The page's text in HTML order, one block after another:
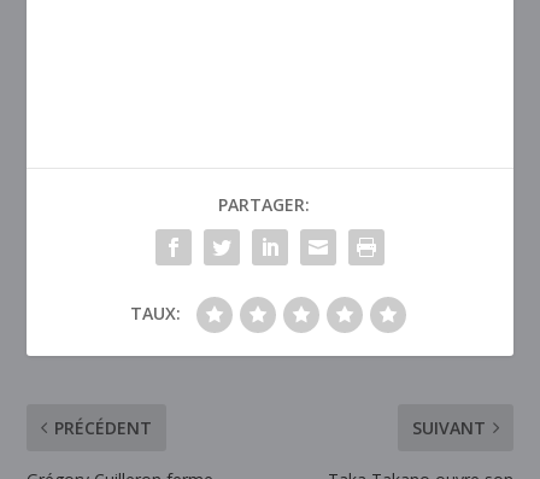
PARTAGER:
TAUX:
PRÉCÉDENT SUIVANT